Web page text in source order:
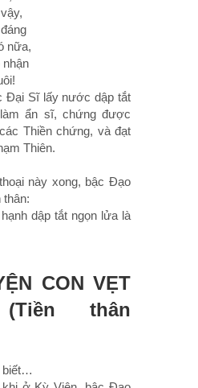
nữa,
nhận
Ðại Sĩ lấy nước dập tắt
ẩn sĩ, chứng được
Thiền chứng, và đạt
Thiên.
này xong, bậc Ðạo
thân:
dập tắt ngọn lửa là
CON VẸT
(Tiền thân
biết…